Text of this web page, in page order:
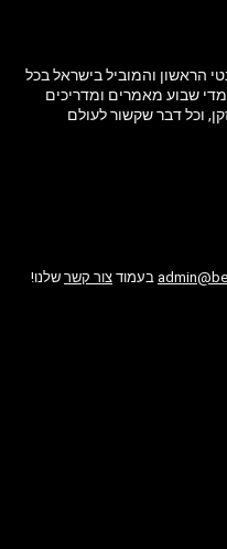
הראשון והמוביל בישראל בכל
שבוע מאמרים ומדריכים
וכל דבר שקשור לעולם
בעמוד צור קשר שלנו!